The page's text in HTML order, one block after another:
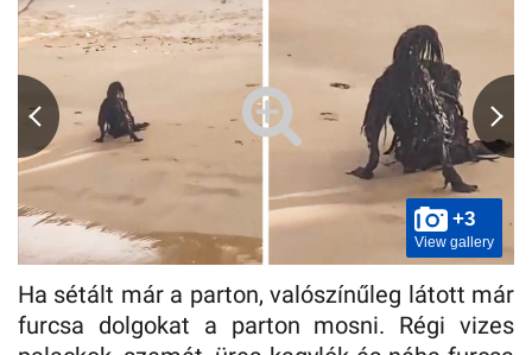
+3
View gallery
Ha sétált már a parton, valószínűleg látott már
furcsa dolgokat a parton mosni. Régi vizes